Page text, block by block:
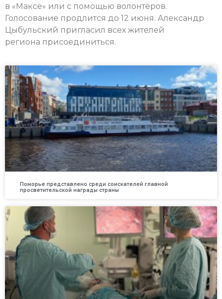
в «Максе» или с помощью волонтёров.
Голосование продлится до 12 июня. Александр
Цыбульский пригласил всех жителей
региона присоединиться.
Поморье представлено среди соискателей главной
просветительской награды страны